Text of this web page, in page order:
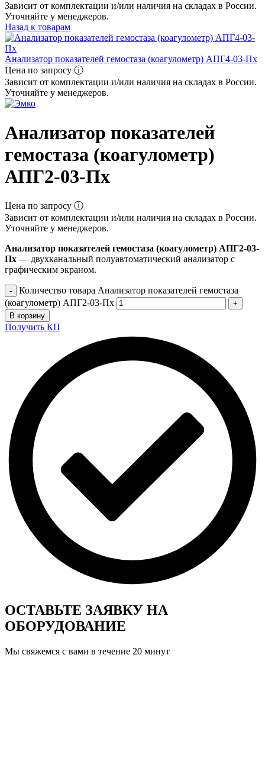
Зависит от комплектации и/или наличия на складах в России.
Уточняйте у менеджеров.
Назад к товарам
Анализатор показателей гемостаза (коагулометр) АПГ4-03-Пх
Цена по запросу ⓘ
Зависит от комплектации и/или наличия на складах в России.
Уточняйте у менеджеров.
Анализатор показателей
гемостаза (коагулометр)
АПГ2-03-Пх
Цена по запросу ⓘ
Зависит от комплектации и/или наличия на складах в России.
Уточняйте у менеджеров.
Анализатор показателей гемостаза (коагулометр) АПГ2-03-
Пх — двухканальный полуавтоматический анализатор с
графическим экраном.
Количество товара Анализатор показателей гемостаза
(коагулометр) АПГ2-03-Пх
В корзину
Получить КП
ОСТАВЬТЕ ЗАЯВКУ НА
ОБОРУДОВАНИЕ
Мы свяжемся с вами в течение 20 минут